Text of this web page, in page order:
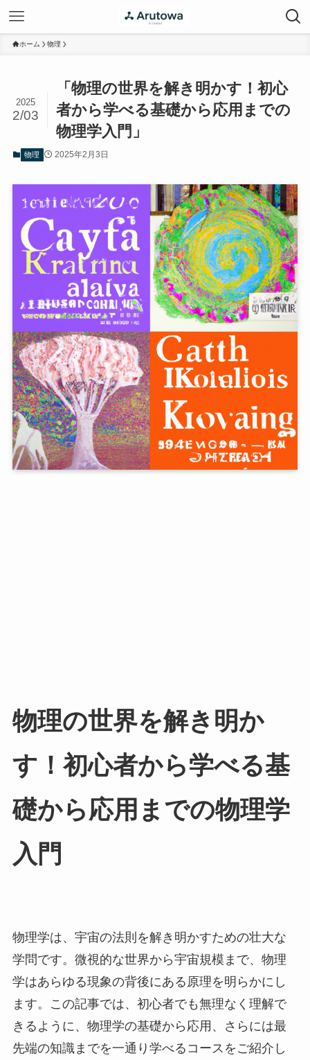
ホーム 物理
「物理の世界を解き明かす！初心
者から学べる基礎から応用までの
物理学入門」
2025
2/03
物理 2025年2月3日
物理の世界を解き明か
す！初心者から学べる基
礎から応用までの物理学
入門
物理学は、宇宙の法則を解き明かすための壮大な
学問です。微視的な世界から宇宙規模まで、物理
学はあらゆる現象の背後にある原理を明らかにし
ます。この記事では、初心者でも無理なく理解で
きるように、物理学の基礎から応用、さらには最
先端の知識までを一通り学べるコースをご紹介し